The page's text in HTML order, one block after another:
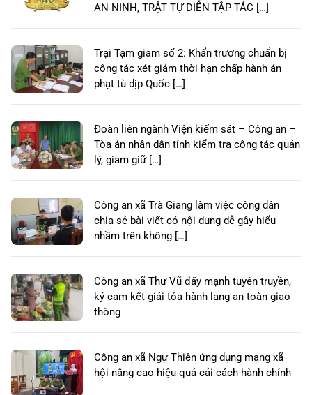
AN NINH, TRẬT TỰ DIỄN TẬP TÁC […]
Trại Tạm giam số 2: Khẩn trương chuẩn bị
công tác xét giảm thời hạn chấp hành án
phạt tù dịp Quốc […]
Đoàn liên ngành Viện kiểm sát – Công an –
Tòa án nhân dân tỉnh kiểm tra công tác quản
lý, giam giữ […]
Công an xã Trà Giang làm việc công dân
chia sẻ bài viết có nội dung dễ gây hiểu
nhầm trên không […]
Công an xã Thư Vũ đẩy mạnh tuyên truyền,
ký cam kết giải tỏa hành lang an toàn giao
thông
Công an xã Ngự Thiên ứng dụng mạng xã
hội nâng cao hiệu quả cải cách hành chính